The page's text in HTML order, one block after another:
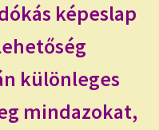
képeslap
különleges
mindazokat,